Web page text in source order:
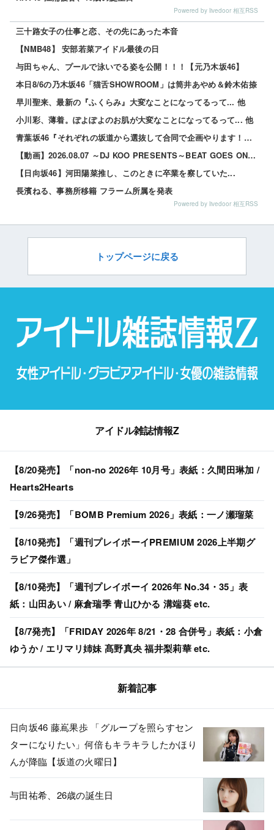
Powered by livedoor 相互RSS
三十路女子の仕事と恋、その先にあった本音
【NMB48】 安部若菜アイドル最後の日
与田ちゃん、プールで泳いでる姿を公開！！！【元乃木坂46】
本日8/6の乃木坂46「猫舌SHOWROOM」は筒井あやめ＆鈴木佑捺
早川聖来、最新の『ふくらみ』大変なことになってるって... 他
小川彩、薄着。ぽよぽよのお肌が大変なことになってるって... 他
青葉坂46『それぞれの坂道から選抜して合同で企画やります！』←これが最悪だよな 他
【動画】2026.08.07 ～DJ KOO PRESENTS～BEAT GOES ON 【鈴木佑捺...
【日向坂46】河田陽菜推し、このときに卒業を察していた...
長濱ねる、事務所移籍 フラーム所属を発表
Powered by livedoor 相互RSS
トップページに戻る
アイドル雑誌情報Z
【8/20発売】「non-no 2026年 10月号」表紙：久間田琳加 /
Hearts2Hearts
【9/26発売】「BOMB Premium 2026」表紙：一ノ瀬瑠菜
【8/10発売】「週刊プレイボーイPREMIUM 2026上半期グ
ラビア傑作選」
【8/10発売】「週刊プレイボーイ 2026年 No.34・35」表
紙：山田あい / 麻倉瑞季 青山ひかる 溝端葵 etc.
【8/7発売】「FRIDAY 2026年 8/21・28 合併号」表紙：小倉
ゆうか / エリマリ姉妹 髙野真央 福井梨莉華 etc.
新着記事
日向坂46 藤嶌果歩 「グループを照らすセン
ターになりたい」何倍もキラキラしたかほり
んが降臨【坂道の火曜日】
与田祐希、26歳の誕生日